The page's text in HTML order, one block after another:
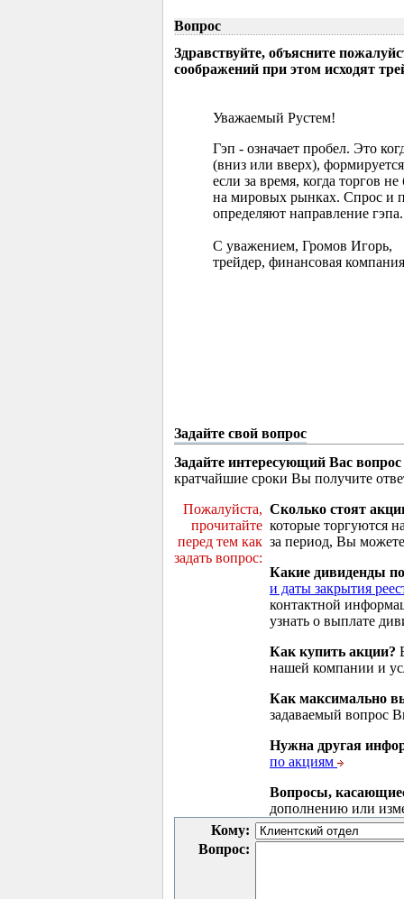
Вопрос
Здравствуйте, объясните
соображений при этом исходят
Уважаемый Рустем!
Гэп - означает пробел. Это
(вниз или вверх),
если за время, когда торгов
на мировых рынках. Спрос и
определяют направление гэпа.
С уважением, Громов Игорь,
трейдер, финансовая
Задайте свой вопрос
Задайте интересующий Вас вопрос
кратчайшие сроки Вы получите
Пожалуйста,
прочитайте
перед тем как
задать вопрос:
Сколько стоят
которые торгуются
за период, Вы
Какие дивиденды
и даты закрытия
контактной
узнать о выплате
Как купить акции?
нашей компании и
Как максимально
задаваемый вопрос
Нужна другая
по акциям
Вопросы,
дополнению или
Кому:
Вопрос: